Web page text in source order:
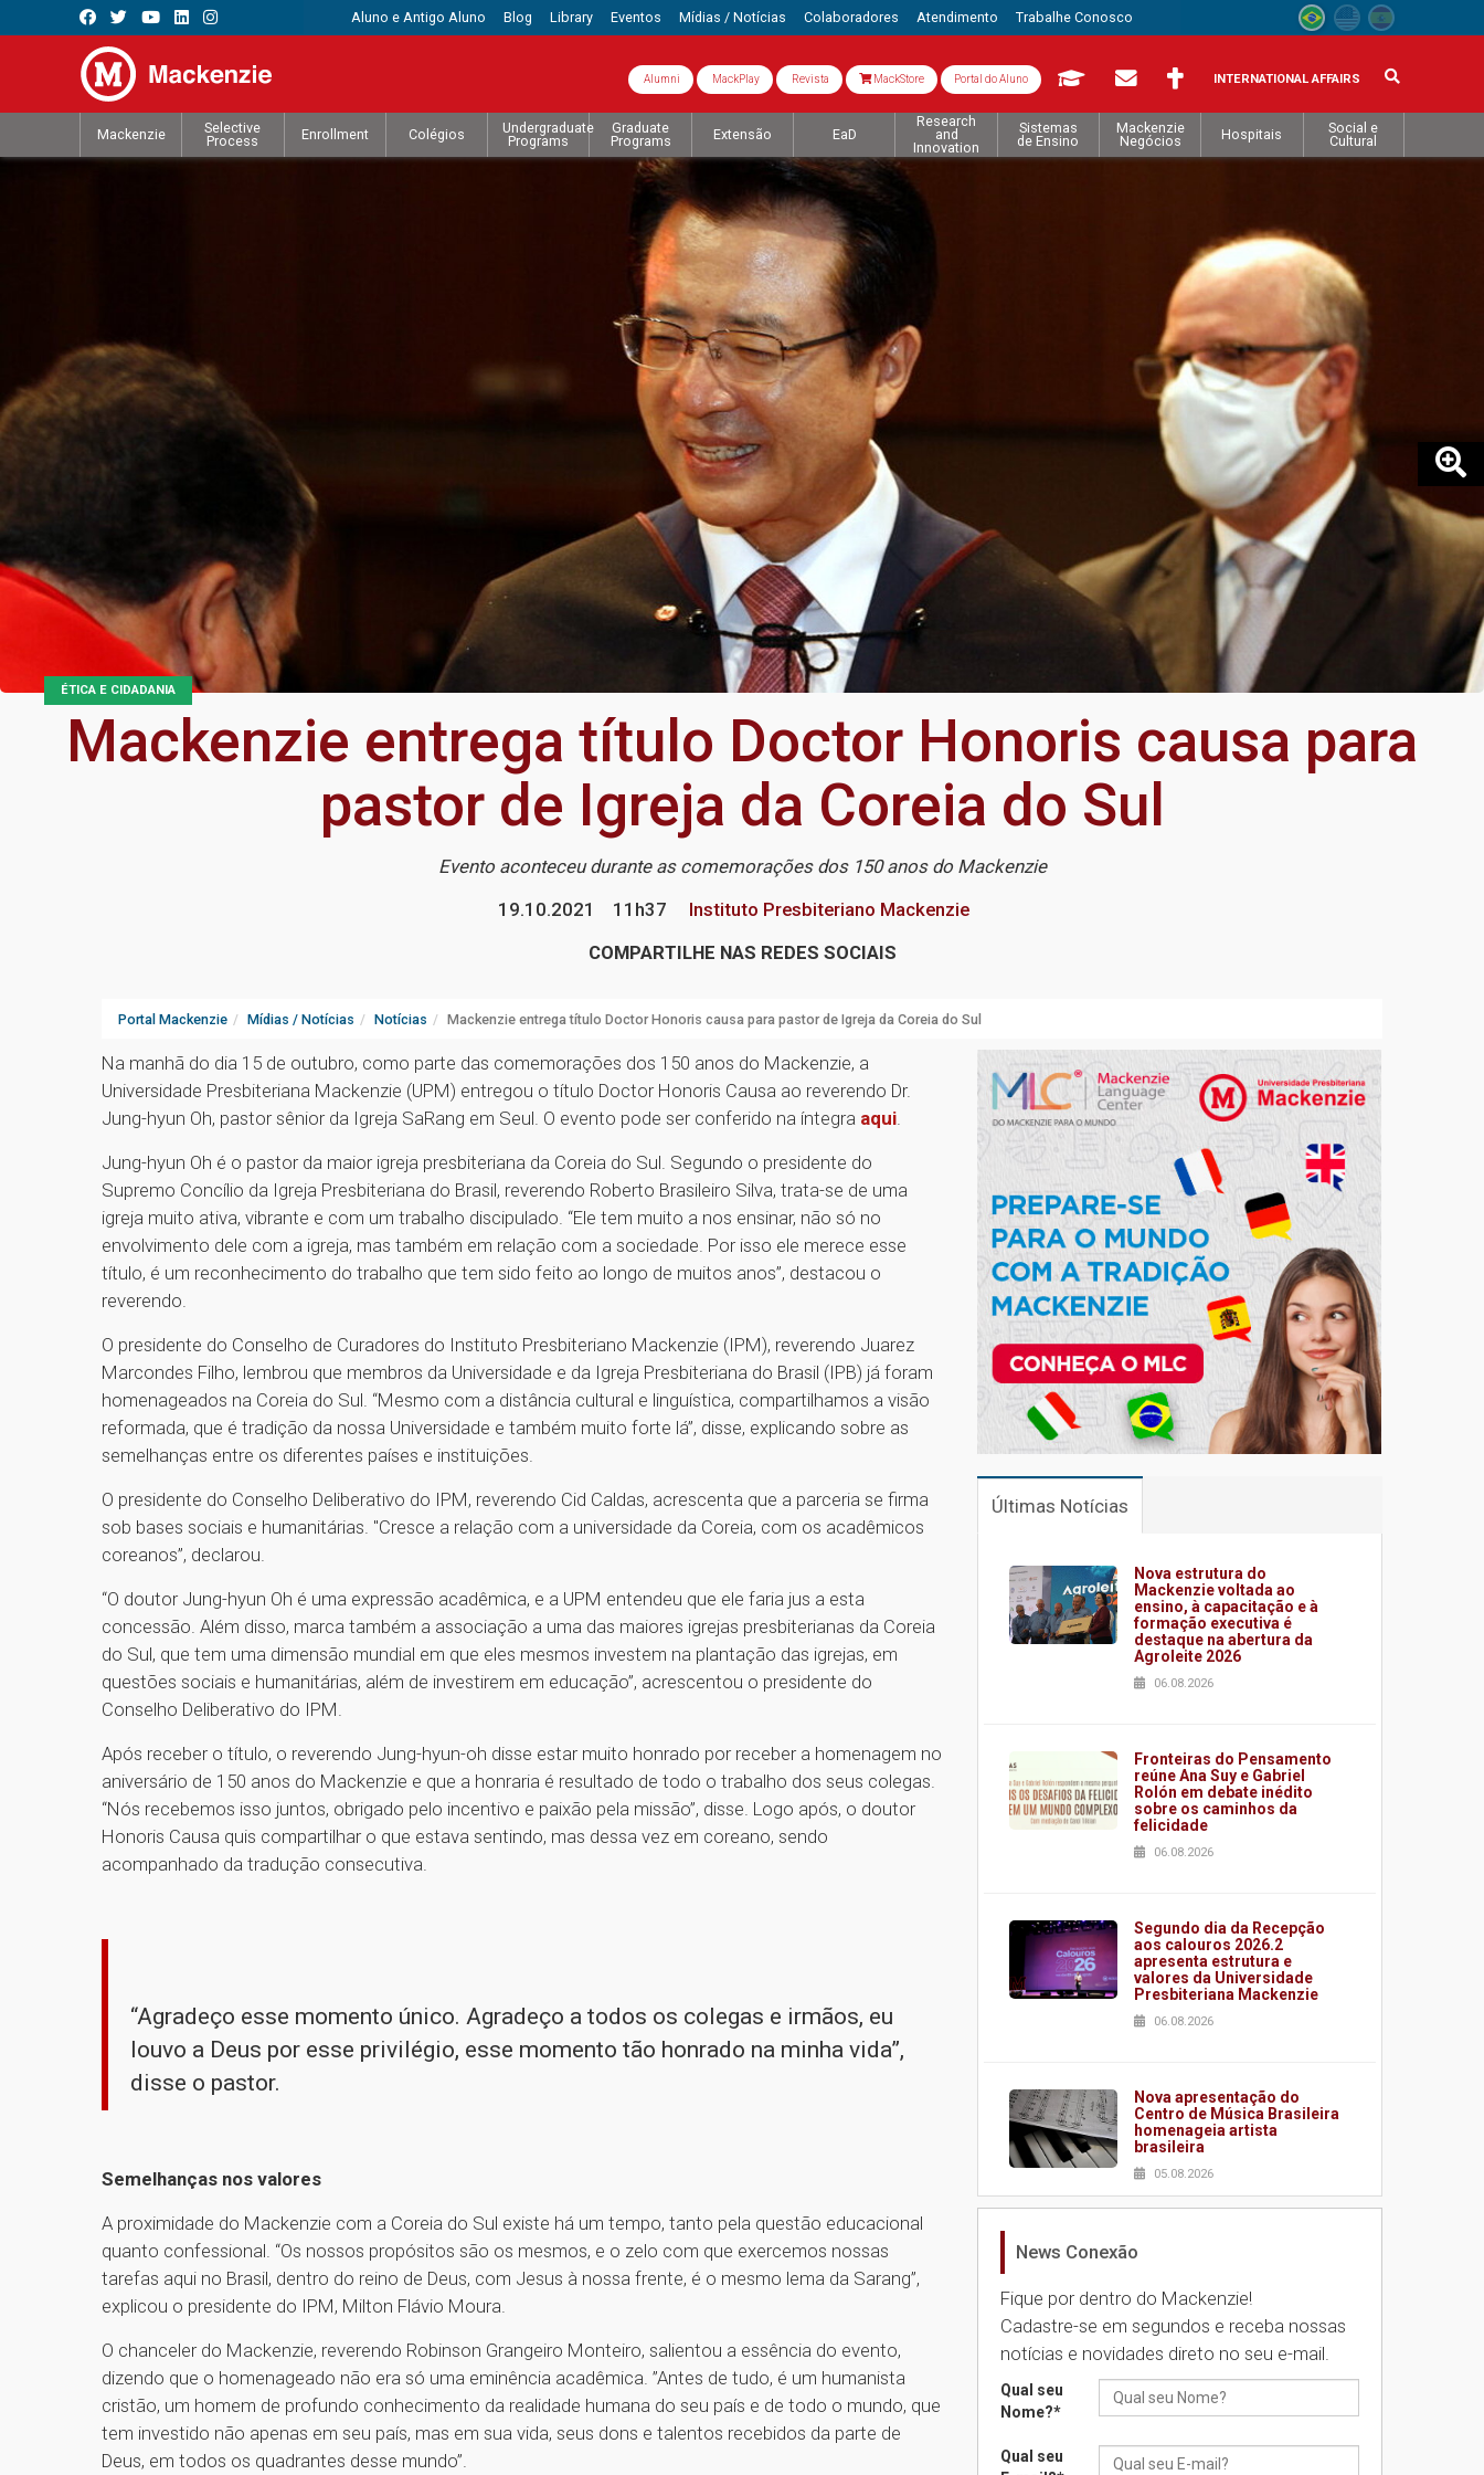
Aluno e Antigo Aluno Blog Library Eventos Mídias / Notícias Colaboradores Atendimento Trabalhe Conosco
Alumni MackPlay Revista MackStore Portal do Aluno INTERNATIONAL AFFAIRS
Mackenzie
Selective
Process
Enrollment Colégios
Undergraduate
Programs
Graduate
Programs
Extensão EaD
Research
and
Innovation
Sistemas
de Ensino
Mackenzie
Negócios
Hospitais
Social e
Cultural
ÉTICA E CIDADANIA
Mackenzie entrega título Doctor Honoris causa para
pastor de Igreja da Coreia do Sul
Evento aconteceu durante as comemorações dos 150 anos do Mackenzie
19.10.2021
11h37
Instituto Presbiteriano Mackenzie
COMPARTILHE NAS REDES SOCIAIS
Portal Mackenzie Mídias / Notícias Notícias Mackenzie entrega título Doctor Honoris causa para pastor de Igreja da Coreia do Sul
Na manhã do dia 15 de outubro, como parte das comemorações dos 150 anos do Mackenzie, a
Universidade Presbiteriana Mackenzie (UPM) entregou o título Doctor Honoris Causa ao reverendo Dr.
Jung-hyun Oh, pastor sênior da Igreja SaRang em Seul. O evento pode ser conferido na íntegra aqui.
Jung-hyun Oh é o pastor da maior igreja presbiteriana da Coreia do Sul. Segundo o presidente do
Supremo Concílio da Igreja Presbiteriana do Brasil, reverendo Roberto Brasileiro Silva, trata-se de uma
igreja muito ativa, vibrante e com um trabalho discipulado. “Ele tem muito a nos ensinar, não só no
envolvimento dele com a igreja, mas também em relação com a sociedade. Por isso ele merece esse
título, é um reconhecimento do trabalho que tem sido feito ao longo de muitos anos”, destacou o
reverendo.
O presidente do Conselho de Curadores do Instituto Presbiteriano Mackenzie (IPM), reverendo Juarez
Marcondes Filho, lembrou que membros da Universidade e da Igreja Presbiteriana do Brasil (IPB) já foram
homenageados na Coreia do Sul. “Mesmo com a distância cultural e linguística, compartilhamos a visão
reformada, que é tradição da nossa Universidade e também muito forte lá”, disse, explicando sobre as
semelhanças entre os diferentes países e instituições.
O presidente do Conselho Deliberativo do IPM, reverendo Cid Caldas, acrescenta que a parceria se firma
sob bases sociais e humanitárias. "Cresce a relação com a universidade da Coreia, com os acadêmicos
coreanos”, declarou.
“O doutor Jung-hyun Oh é uma expressão acadêmica, e a UPM entendeu que ele faria jus a esta
concessão. Além disso, marca também a associação a uma das maiores igrejas presbiterianas da Coreia
do Sul, que tem uma dimensão mundial em que eles mesmos investem na plantação das igrejas, em
questões sociais e humanitárias, além de investirem em educação”, acrescentou o presidente do
Conselho Deliberativo do IPM.
Após receber o título, o reverendo Jung-hyun-oh disse estar muito honrado por receber a homenagem no
aniversário de 150 anos do Mackenzie e que a honraria é resultado de todo o trabalho dos seus colegas.
“Nós recebemos isso juntos, obrigado pelo incentivo e paixão pela missão”, disse. Logo após, o doutor
Honoris Causa quis compartilhar o que estava sentindo, mas dessa vez em coreano, sendo
acompanhado da tradução consecutiva.
“Agradeço esse momento único. Agradeço a todos os colegas e irmãos, eu
louvo a Deus por esse privilégio, esse momento tão honrado na minha vida”,
disse o pastor.
Semelhanças nos valores
A proximidade do Mackenzie com a Coreia do Sul existe há um tempo, tanto pela questão educacional
quanto confessional. “Os nossos propósitos são os mesmos, e o zelo com que exercemos nossas
tarefas aqui no Brasil, dentro do reino de Deus, com Jesus à nossa frente, é o mesmo lema da Sarang”,
explicou o presidente do IPM, Milton Flávio Moura.
O chanceler do Mackenzie, reverendo Robinson Grangeiro Monteiro, salientou a essência do evento,
dizendo que o homenageado não era só uma eminência acadêmica. ”Antes de tudo, é um humanista
cristão, um homem de profundo conhecimento da realidade humana do seu país e de todo o mundo, que
tem investido não apenas em seu país, mas em sua vida, seus dons e talentos recebidos da parte de
Deus, em todos os quadrantes desse mundo”.
Últimas Notícias
Nova estrutura do
Mackenzie voltada ao
ensino, à capacitação e à
formação executiva é
destaque na abertura da
Agroleite 2026
06.08.2026
Fronteiras do Pensamento
reúne Ana Suy e Gabriel
Rolón em debate inédito
sobre os caminhos da
felicidade
06.08.2026
Segundo dia da Recepção
aos calouros 2026.2
apresenta estrutura e
valores da Universidade
Presbiteriana Mackenzie
06.08.2026
Nova apresentação do
Centro de Música Brasileira
homenageia artista
brasileira
05.08.2026
Universidade Mackenzie
Seminário discute desafios
das novas tecnologias em
sistemas solares
04.08.2026
News Conexão
Fique por dentro do Mackenzie!
Cadastre-se em segundos e receba nossas
notícias e novidades direto no seu e-mail.
Qual seu
Nome?*
Qual seu